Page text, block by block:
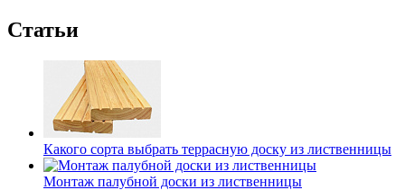
Статьи
Какого сорта выбрать террасную доску из лиственницы
Монтаж палубной доски из лиственницы